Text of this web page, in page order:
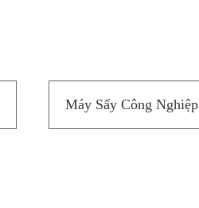
Máy Sấy Công Nghiệp